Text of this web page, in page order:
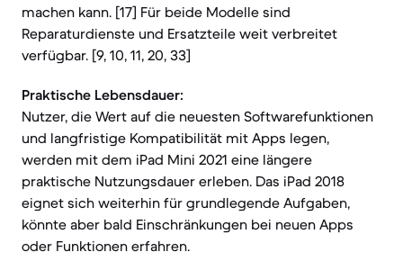
machen kann. [17] Für beide Modelle sind
Reparaturdienste und Ersatzteile weit verbreitet
verfügbar. [9, 10, 11, 20, 33]
Praktische Lebensdauer:
Nutzer, die Wert auf die neuesten Softwarefunktionen
und langfristige Kompatibilität mit Apps legen,
werden mit dem iPad Mini 2021 eine längere
praktische Nutzungsdauer erleben. Das iPad 2018
eignet sich weiterhin für grundlegende Aufgaben,
könnte aber bald Einschränkungen bei neuen Apps
oder Funktionen erfahren.